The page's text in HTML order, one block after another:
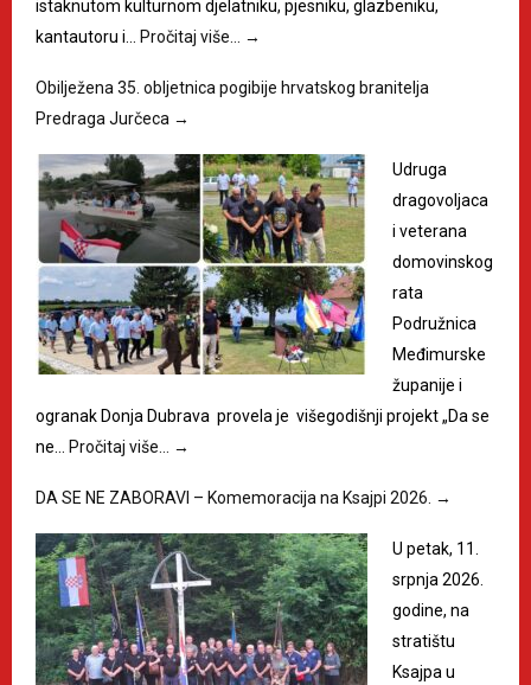
istaknutom kulturnom djelatniku, pjesniku, glazbeniku,
kantautoru i…
Pročitaj više… →
Obilježena 35. obljetnica pogibije hrvatskog branitelja
Predraga Jurčeca →
Udruga
dragovoljaca
i veterana
domovinskog
rata
Podružnica
Međimurske
županije i
ogranak Donja Dubrava provela je višegodišnji projekt „Da se
ne…
Pročitaj više… →
DA SE NE ZABORAVI – Komemoracija na Ksajpi 2026. →
U petak, 11.
srpnja 2026.
godine, na
stratištu
Ksajpa u